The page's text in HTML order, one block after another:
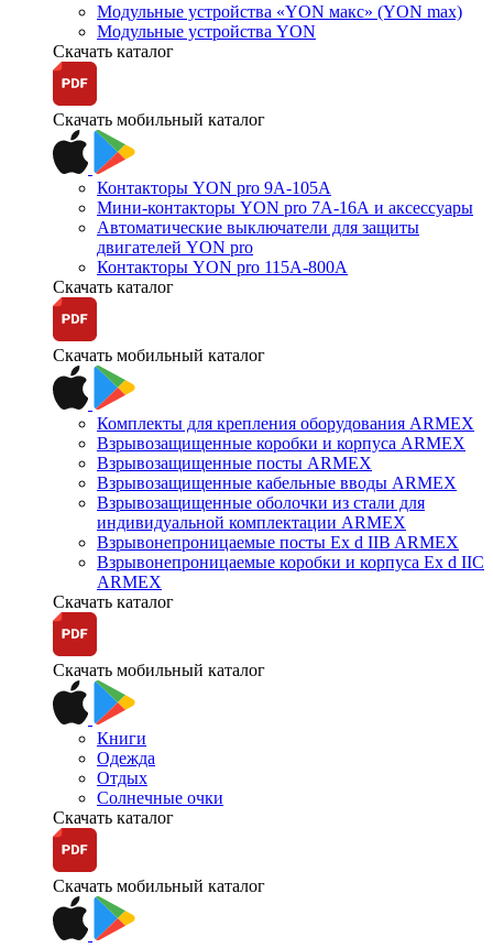
Модульные устройства «YON макс» (YON max)
Модульные устройства YON
Скачать каталог
Скачать мобильный каталог
Контакторы YON pro 9А-105А
Мини-контакторы YON pro 7А-16А и аксессуары
Автоматические выключатели для защиты
двигателей YON pro
Контакторы YON pro 115А-800А
Скачать каталог
Скачать мобильный каталог
Комплекты для крепления оборудования ARMEX
Взрывозащищенные коробки и корпуса ARMEX
Взрывозащищенные посты ARMEX
Взрывозащищенные кабельные вводы ARMEX
Взрывозащищенные оболочки из стали для
индивидуальной комплектации ARMEX
Взрывонепроницаемые посты Ex d IIB ARMEX
Взрывонепроницаемые коробки и корпуса Ex d IIС
ARMEX
Скачать каталог
Скачать мобильный каталог
Книги
Одежда
Отдых
Солнечные очки
Скачать каталог
Скачать мобильный каталог